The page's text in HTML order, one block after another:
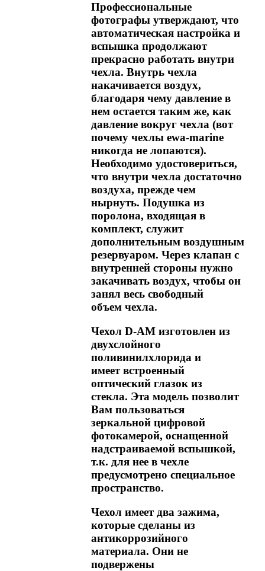
Профессиональные
фотографы утверждают, что
автоматическая настройка и
вспышка продолжают
прекрасно работать внутри
чехла. Внутрь чехла
накачивается воздух,
благодаря чему давление в
нем остается таким же, как
давление вокруг чехла (вот
почему чехлы ewa-marine
никогда не лопаются).
Необходимо удостовериться,
что внутри чехла достаточно
воздуха, прежде чем
нырнуть. Подушка из
поролона, входящая в
комплект, служит
дополнительным воздушным
резервуаром. Через клапан с
внутренней стороны нужно
закачивать воздух, чтобы он
занял весь свободный
объем чехла.
Чехол D-AM изготовлен из
двухслойного
поливинилхлорида и
имеет встроенный
оптический глазок из
стекла. Эта модель позволит
Вам пользоваться
зеркальной цифровой
фотокамерой, оснащенной
надстраиваемой вспышкой,
т.к. для нее в чехле
предусмотрено специальное
пространство.
Чехол имеет два зажима,
которые сделаны из
антикоррозийного
материала. Они не
подвержены